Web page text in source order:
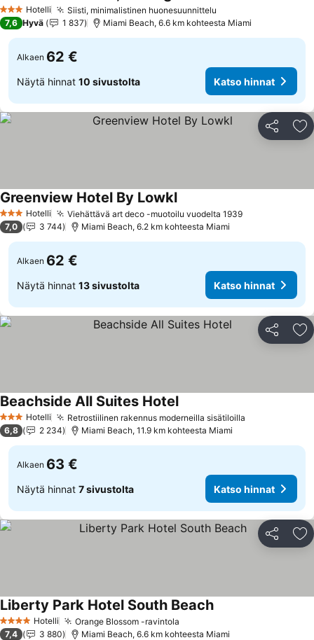
3 Tähtiluokitus
Hotelli Siisti, minimalistinen huonesuunnittelu
7,6 Hyvä 1 837 Miami Beach, 6.6 km kohteesta Miami
Alkaen 62 €
Näytä hinnat 10 sivustolta Katso hinnat
Jaa
3 Tähtiluokitus
Hotelli Viehättävä art deco -muotoilu vuodelta 1939Katso hinnat
Greenview Hotel By LowklKatso hinnat
7,0 3 744 Miami Beach, 6.2 km kohteesta Miami
Alkaen 62 €
Näytä hinnat 13 sivustolta Katso hinnat
Jaa
3 Tähtiluokitus
Hotelli Retrostiilinen rakennus moderneilla sisätiloilla
Beachside All Suites HotelKatso hinnat
6,8 2 234 Miami Beach, 11.9 km kohteesta Miami
Alkaen 63 €
Näytä hinnat 7 sivustolta Katso hinnat
Jaa
4 Tähtiluokitus
Hotelli Orange Blossom -ravintola
Liberty Park Hotel South BeachKatso hinnat
7,4 3 880 Miami Beach, 6.6 km kohteesta Miami